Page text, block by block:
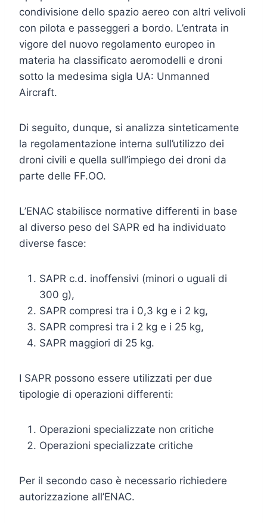
condivisione dello spazio aereo con altri velivoli
con pilota e passeggeri a bordo. L’entrata in
vigore del nuovo regolamento europeo in
materia ha classificato aeromodelli e droni
sotto la medesima sigla UA: Unmanned
Aircraft.
Di seguito, dunque, si analizza sinteticamente
la regolamentazione interna sull’utilizzo dei
droni civili e quella sull’impiego dei droni da
parte delle FF.OO.
L’ENAC stabilisce normative differenti in base
al diverso peso del SAPR ed ha individuato
diverse fasce:
SAPR c.d. inoffensivi (minori o uguali di
300 g),
SAPR compresi tra i 0,3 kg e i 2 kg,
SAPR compresi tra i 2 kg e i 25 kg,
SAPR maggiori di 25 kg.
I SAPR possono essere utilizzati per due
tipologie di operazioni differenti:
Operazioni specializzate non critiche
Operazioni specializzate critiche
Per il secondo caso è necessario richiedere
autorizzazione all’ENAC.